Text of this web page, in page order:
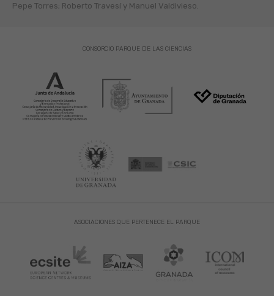
Pepe Torres; Roberto Travesí y Manuel Valdivieso.
ASOCIACIONES QUE PERTENECE EL PARQUE
CONSORCIO PARQUE DE LAS CIENCIAS